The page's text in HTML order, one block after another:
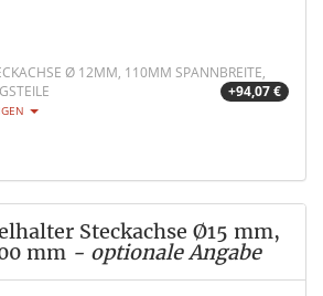
Ø 12MM, 110MM SPANNBREITE,
+94,07 €
Steckachse Ø15 mm,
mm - optionale Angabe